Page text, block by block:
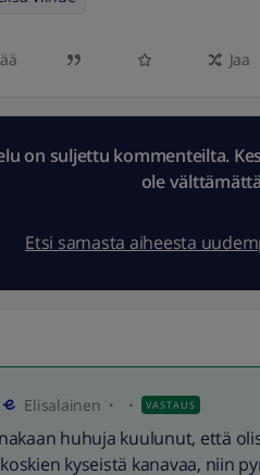
Jaa
on suljettu kommenteilta.
ole
Etsi samasta aiheesta
Elisalainen VASTAUS
huhuja kuulunut, että
kyseistä kanavaa, niin